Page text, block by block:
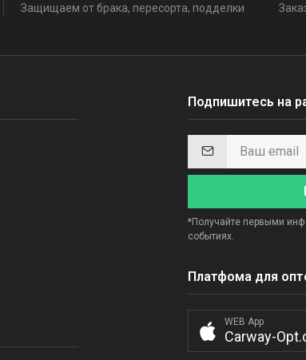
Защищаем от брака, пересорта, подделки
Подпишитесь на
*Получайте первыми
событиях.
Платфома для
WEB App
Carway-